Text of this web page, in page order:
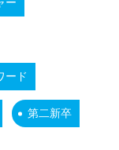
ード
第二新卒